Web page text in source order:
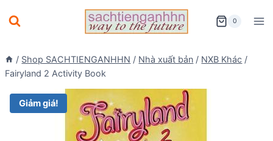
to
0
/ Shop SACHTIENGANHHN / Nhà xuất bản / NXB Khác /
Fairyland 2 Activity Book
Giảm giá!